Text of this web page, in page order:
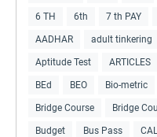
6 TH 6th 7 th PAY
AADHAR adult tinkering
Aptitude Test ARTICLES
BEd BEO Bio-metric
Bridge Course Bridge
Budget Bus Pass